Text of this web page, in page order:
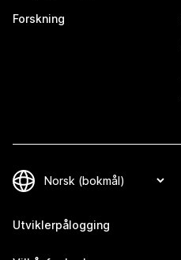
Forskning
Utviklerpålogging